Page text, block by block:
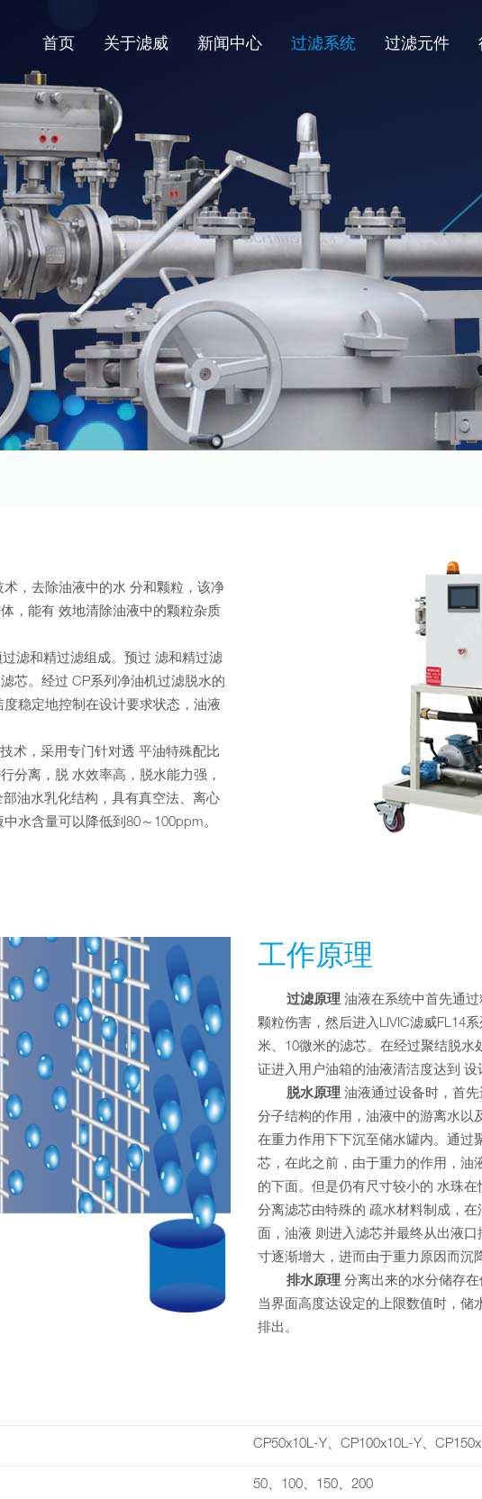
首页 关于滤威 新闻中心 过滤系统 过滤元件
，去除油液中的水 分和颗粒，该净
，能有 效地清除油液中的颗粒杂质
和精过滤组成。预过 滤和精过滤
芯。经过 CP系列净油机过滤脱水的
稳定地控制在设计要求状态，油液
，采用专门针对透 平油特殊配比
分离，脱 水效率高，脱水能力强，
油水乳化结构，具有真空法、离心
水含量可以降低到80～100ppm。
工作原理
过滤原理 油液在系统中首先通
颗粒伤害，然后进入LIVIC滤威FL14
米、10微米的滤芯。在经过聚结脱水
证进入用户油箱的油液清洁度达到 设
脱水原理 油液通过设备时，首
分子结构的作用，油液中的游离水以
在重力作用下下沉至储水罐内。通过
芯，在此之前，由于重力的作用，油
的下面。但是仍有尺寸较小的 水珠
分离滤芯由特殊的 疏水材料制成，
面，油液 则进入滤芯并最终从出液
寸逐渐增大，进而由于重力原因而沉
排水原理 分离出来的水分储存
当界面高度达设定的上限数值时，储
排出。
CP50x10L-Y、CP100x10L-Y、
50、100、150、200